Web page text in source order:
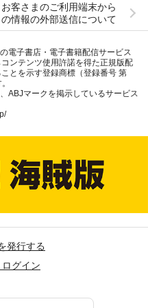
お客さまのご利用端末から
の情報の外部送信について
電子書店・電子書籍配信サービス
ンテンツ使用許諾を得た正規版配
とを示す登録商標（登録番号 第
ABJマークを掲示しているサービス
発行する
グイン